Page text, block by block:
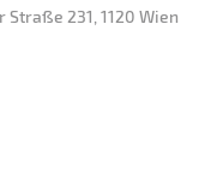
231, 1120 Wien